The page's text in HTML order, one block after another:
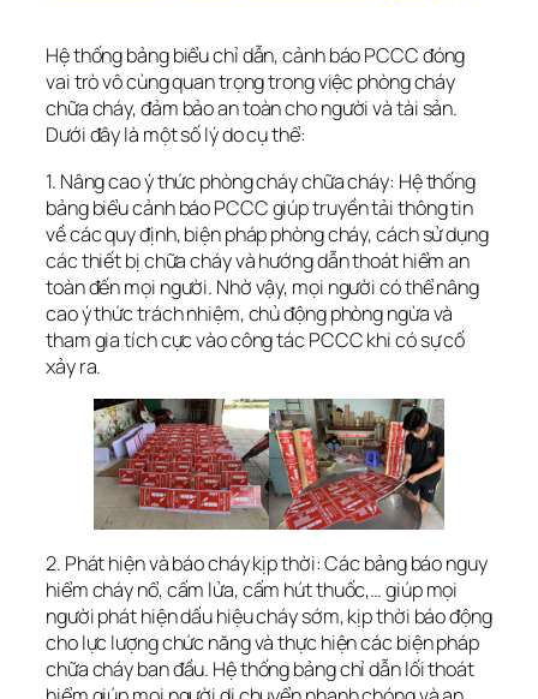
Hệ thống bảng biểu chỉ dẫn, cảnh báo PCCC đóng
vai trò vô cùng quan trọng trong việc phòng cháy
chữa cháy, đảm bảo an toàn cho người và tài sản.
Dưới đây là một số lý do cụ thể:
1. Nâng cao ý thức phòng cháy chữa cháy: Hệ thống
bảng biểu cảnh báo PCCC giúp truyền tải thông tin
về các quy định, biện pháp phòng cháy, cách sử dụng
các thiết bị chữa cháy và hướng dẫn thoát hiểm an
toàn đến mọi người. Nhờ vậy, mọi người có thể nâng
cao ý thức trách nhiệm, chủ động phòng ngừa và
tham gia tích cực vào công tác PCCC khi có sự cố
xảy ra.
2. Phát hiện và báo cháy kịp thời: Các bảng báo nguy
hiểm cháy nổ, cấm lửa, cấm hút thuốc,… giúp mọi
người phát hiện dấu hiệu cháy sớm, kịp thời báo động
cho lực lượng chức năng và thực hiện các biện pháp
chữa cháy ban đầu. Hệ thống bảng chỉ dẫn lối thoát